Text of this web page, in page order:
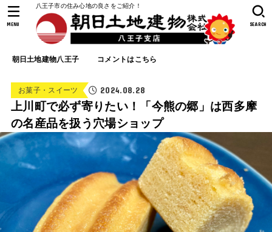
八王子市の住み心地の良さをご紹介！
朝日土地建物八王子 コメントはこちら
SEARCH
MENU
お菓子・スイーツ 2024.08.28
上川町で必ず寄りたい！「今熊の郷」は西多摩
の名産品を扱う穴場ショップ